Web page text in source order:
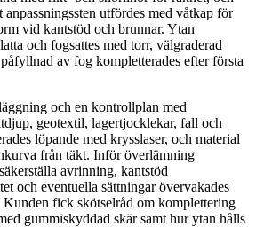
utfördes med våtkap för
vid kantstöd och brunnar. Ytan
och fogsattes med torr, välgraderad
av fog kompletterades efter första
och en kontrollplan med
geotextil, lagertjocklekar, fall och
löpande med krysslaser, och material
från täkt. Inför överlämning
avrinning, kantstöd
och eventuella sättningar övervakades
Kunden fick skötselråd om komplettering
gummiskyddad skär samt hur ytan hålls